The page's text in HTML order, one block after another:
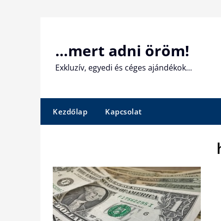
…mert adni öröm!
Exkluzív, egyedi és céges ajándékok…
Kezdőlap Kapcsolat